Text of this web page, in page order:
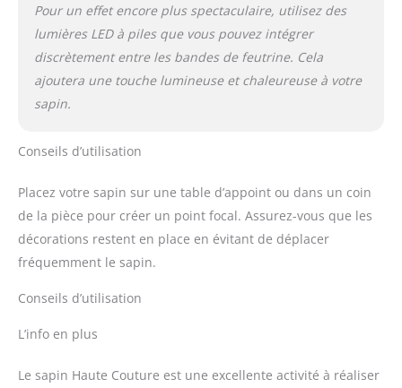
Pour un effet encore plus spectaculaire, utilisez des
lumières LED à piles que vous pouvez intégrer
discrètement entre les bandes de feutrine. Cela
ajoutera une touche lumineuse et chaleureuse à votre
sapin.
Conseils d’utilisation
Placez votre sapin sur une table d’appoint ou dans un coin
de la pièce pour créer un point focal. Assurez-vous que les
décorations restent en place en évitant de déplacer
fréquemment le sapin.
Conseils d’utilisation
L’info en plus
Le sapin Haute Couture est une excellente activité à réaliser